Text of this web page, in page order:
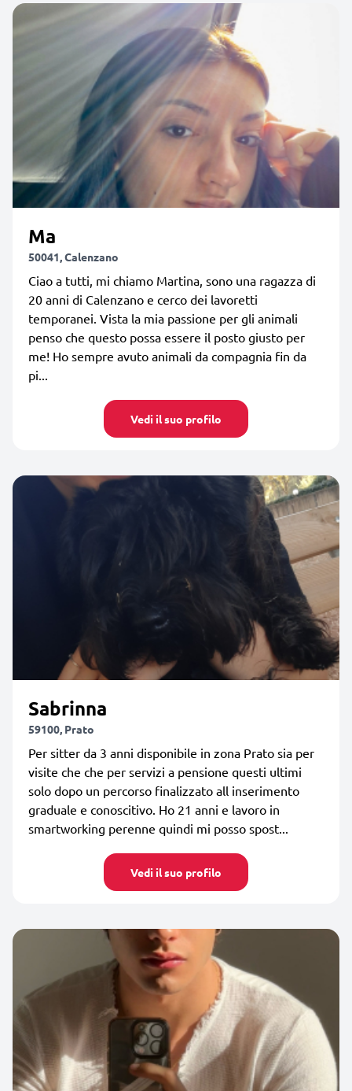
Ma
50041, Calenzano
Ciao a tutti, mi chiamo Martina, sono una ragazza di
20 anni di Calenzano e cerco dei lavoretti
temporanei. Vista la mia passione per gli animali
penso che questo possa essere il posto giusto per
me! Ho sempre avuto animali da compagnia fin da
pi...
Vedi il suo profilo
Sabrinna
59100, Prato
Per sitter da 3 anni disponibile in zona Prato sia per
visite che che per servizi a pensione questi ultimi
solo dopo un percorso finalizzato all inserimento
graduale e conoscitivo. Ho 21 anni e lavoro in
smartworking perenne quindi mi posso spost...
Vedi il suo profilo